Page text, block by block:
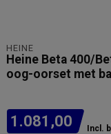
HEINE
Heine Beta 400/
oog-oorset met
1.081,00 Incl.